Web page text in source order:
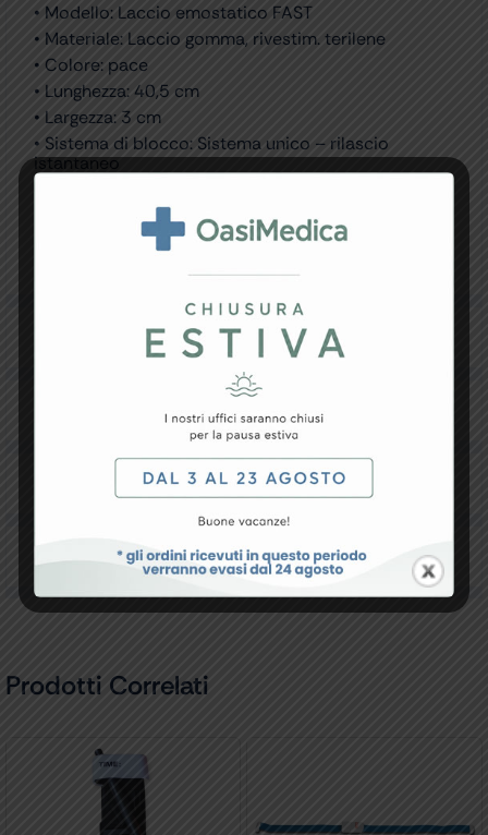
• Modello: Laccio emostatico FAST
• Materiale: Laccio gomma, rivestim. terilene
• Colore: pace
• Lunghezza: 40,5 cm
• Largezza: 3 cm
• Sistema di blocco: Sistema unico – rilascio
istantaneo
Sistema di bloccaggio con rilascio istantaneo
Scatola multilingue: GB, FR, IT, ES, DE, SE, LV, SK, HR,
Specifiche Tecniche
Resi e Garanzia
Downloads
Recensioni
Prodotti Correlati